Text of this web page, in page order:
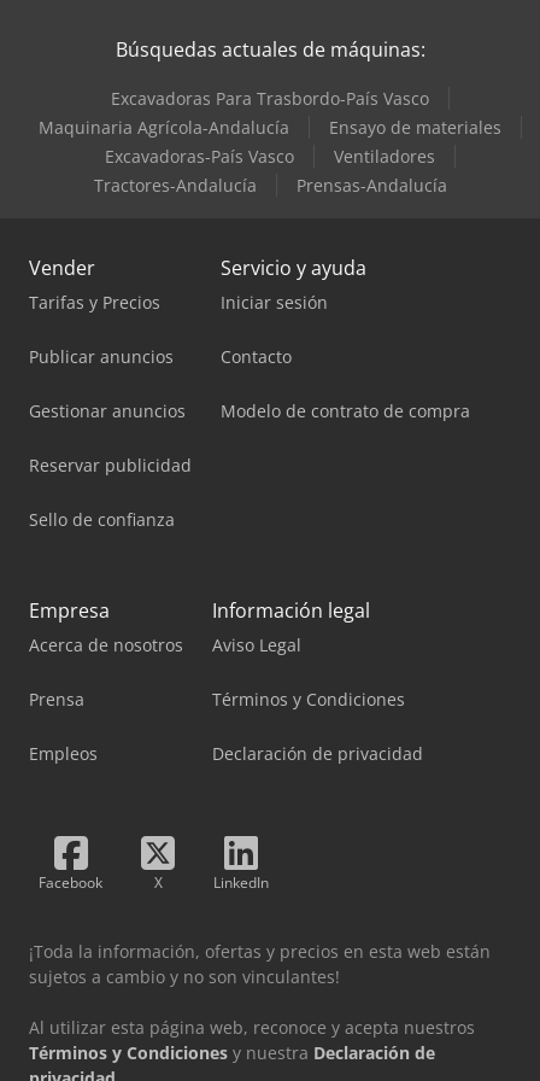
Búsquedas actuales de máquinas:
Excavadoras Para Trasbordo-País Vasco
Maquinaria Agrícola-Andalucía
Ensayo de materiales
Excavadoras-País Vasco
Ventiladores
Tractores-Andalucía
Prensas-Andalucía
Vender
Tarifas y Precios
Publicar anuncios
Gestionar anuncios
Reservar publicidad
Sello de confianza
Servicio y ayuda
Iniciar sesión
Contacto
Modelo de contrato de compra
Empresa
Acerca de nosotros
Prensa
Empleos
Información legal
Aviso Legal
Términos y Condiciones
Declaración de privacidad
Facebook X LinkedIn
¡Toda la información, ofertas y precios en esta web están
sujetos a cambio y no son vinculantes!
Al utilizar esta página web, reconoce y acepta nuestros
Términos y Condiciones y nuestra Declaración de